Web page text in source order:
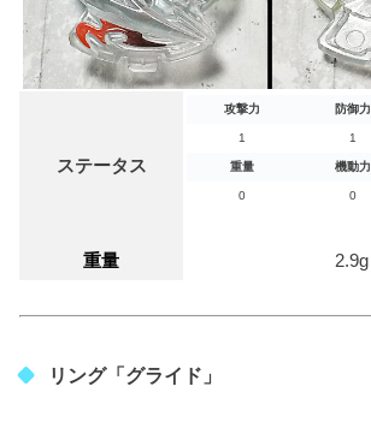
ステータス
攻撃力 防御力
1 1
重量 機動力
0 0
重量 2.9g
リング「グライド」